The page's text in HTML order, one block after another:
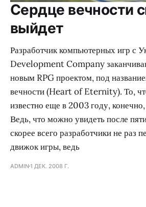
Сердце вечности
выйдет
Разработчик компьютерных игр с
Development Company
новым RPG проектом, под
вечности (Heart of Eternity). То,
известно еще в 2003 году,
Ведь, что можно увидеть после
скорее всего разработчики не раз
движок игры, ведь
ADMIN1 ДЕК. 2008 Г.